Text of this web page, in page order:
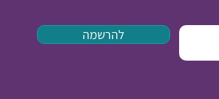
להרשמה